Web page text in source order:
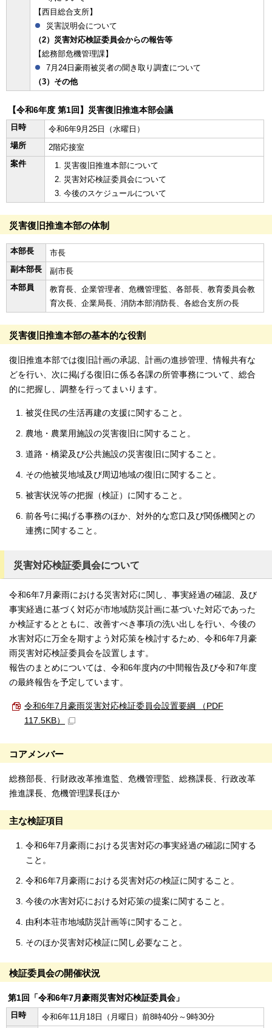
【西目総合支所】
災害説明会について
（2）災害対応検証委員会からの報告等
【総務部危機管理課】
7月24日豪雨被災者の聞き取り調査について
（3）その他
【令和6年度 第1回】災害復旧推進本部会議
日時
令和6年9月25日（水曜日）
場所
2階応接室
案件
災害復旧推進本部について
災害対応検証委員会について
今後のスケジュールについて
災害復旧推進本部の体制
本部長
市長
副本部長
副市長
本部員
教育長、企業管理者、危機管理監、各部長、教育委員会教
育次長、企業局長、消防本部消防長、各総合支所の長
災害復旧推進本部の基本的な役割
復旧推進本部では復旧計画の承認、計画の進捗管理、情報共有な
どを行い、次に掲げる復旧に係る各課の所管事務について、総合
的に把握し、調整を行ってまいります。
被災住民の生活再建の支援に関すること。
農地・農業用施設の災害復旧に関すること。
道路・橋梁及び公共施設の災害復旧に関すること。
その他被災地域及び周辺地域の復旧に関すること。
被害状況等の把握（検証）に関すること。
前各号に掲げる事務のほか、対外的な窓口及び関係機関との
連携に関すること。
災害対応検証委員会について
令和6年7月豪雨における災害対応に関し、事実経過の確認、及び
事実経過に基づく対応が市地域防災計画に基づいた対応であった
か検証するとともに、改善すべき事項の洗い出しを行い、今後の
水害対応に万全を期すよう対応策を検討するため、令和6年7月豪
雨災害対応検証委員会を設置します。
報告のまとめについては、令和6年度内の中間報告及び令和7年度
の最終報告を予定しています。
令和6年7月豪雨災害対応検証委員会設置要綱 （PDF
117.5KB）
コアメンバー
総務部長、行財政改革推進監、危機管理監、総務課長、行政改革
推進課長、危機管理課長ほか
主な検証項目
令和6年7月豪雨における災害対応の事実経過の確認に関する
こと。
令和6年7月豪雨における災害対応の検証に関すること。
今後の水害対応における対応策の提案に関すること。
由利本荘市地域防災計画等に関すること。
そのほか災害対応検証に関し必要なこと。
検証委員会の開催状況
第1回「令和6年7月豪雨災害対応検証委員会」
日時
令和6年11月18日（月曜日）前8時40分～9時30分